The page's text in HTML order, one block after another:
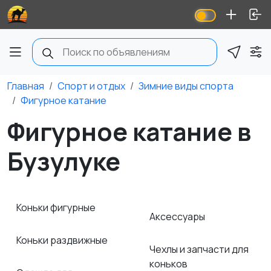
Главная Спорт и отдых
Зимние виды спорта
Фигурное катание
Фигурное катание в
Бузулуке
Коньки фигурные
Коньки раздвижные
Аксессуары
Чехлы и запчасти для
коньков